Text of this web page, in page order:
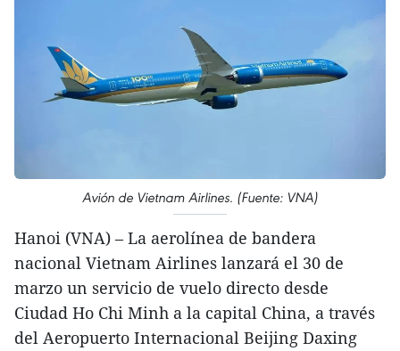
Avión de Vietnam Airlines. (Fuente: VNA)
Hanoi (VNA) – La aerolínea de bandera
nacional Vietnam Airlines lanzará el 30 de
marzo un servicio de vuelo directo desde
Ciudad Ho Chi Minh a la capital China, a través
del Aeropuerto Internacional Beijing Daxing